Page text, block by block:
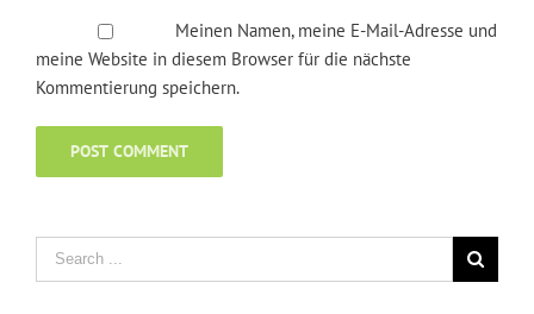
Meinen Namen, meine E-Mail-Adresse und
meine Website in diesem Browser für die nächste
Kommentierung speichern.